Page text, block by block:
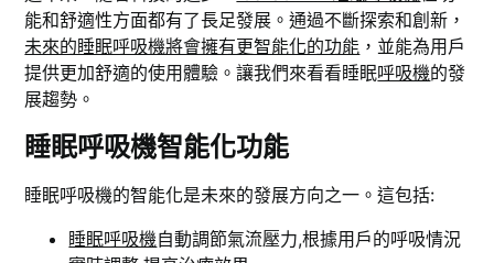
能和舒適性方面都有了長足發展。通過不斷探索和創新，
未來的睡眠呼吸機將會擁有更智能化的功能 ，並能為用戶
提供更加舒適的使用體驗。讓我們來看看睡眠呼吸機的發
展趨勢。
睡眠呼吸機智能化功能
睡眠呼吸機的智能化是未來的發展方向之一。這包括:
睡眠呼吸機自動調節氣流壓力,根據用戶的呼吸情況